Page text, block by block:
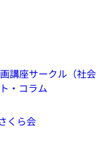
講座サークル（社会
・コラム
くら会